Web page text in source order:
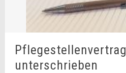
Pflegestellenvertrag
unterschrieben